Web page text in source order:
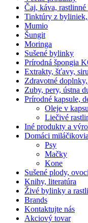
Čaj, káva, rastlinné
Tinktúry z
Mumio
Šungit
Moringa
Sušené bylinky
Prírodná špongia
Extrakty, šťavy,
Zdravotné
Zuby, pery, ústna
Prírodné kapsule,
Oleje v
Liečivé
Iné produkty a
Domáci miláčikovia
Psy
Mačky
Kone
Sušené plody,
Knihy, literatúra
Živé bylinky a
Brands
Kontaktujte nás
Akciový tovar